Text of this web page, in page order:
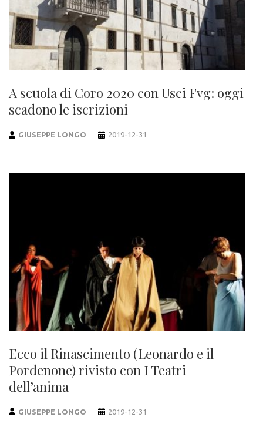
A scuola di Coro 2020 con Usci Fvg: oggi
scadono le iscrizioni
GIUSEPPE LONGO 2019-12-31
Ecco il Rinascimento (Leonardo e il
Pordenone) rivisto con I Teatri
dell’anima
GIUSEPPE LONGO 2019-12-31